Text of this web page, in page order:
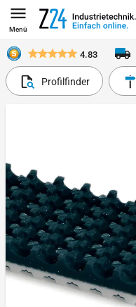
Menü
4.83
Profilfinder